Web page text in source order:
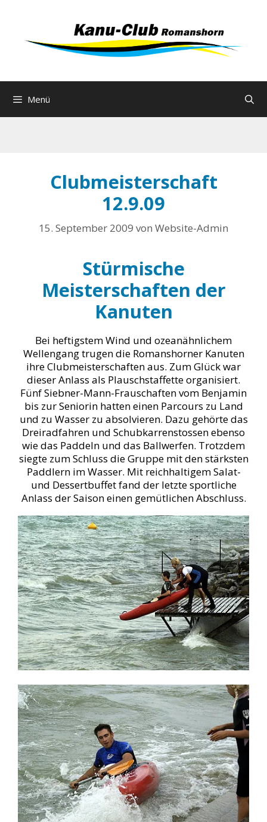
springen
Menü
Clubmeisterschaft
12.9.09
15. September 2009 von Website-Admin
Stürmische
Meisterschaften der
Kanuten
Bei heftigstem Wind und ozeanähnlichem
Wellengang trugen die Romanshorner Kanuten
ihre Clubmeisterschaften aus. Zum Glück war
dieser Anlass als Plauschstaffette organisiert.
Fünf Siebner-Mann-Frauschaften vom Benjamin
bis zur Seniorin hatten einen Parcours zu Land
und zu Wasser zu absolvieren. Dazu gehörte das
Dreiradfahren und Schubkarrenstossen ebenso
wie das Paddeln und das Ballwerfen. Trotzdem
siegte zum Schluss die Gruppe mit den stärksten
Paddlern im Wasser. Mit reichhaltigem Salat-
und Dessertbuffet fand der letzte sportliche
Anlass der Saison einen gemütlichen Abschluss.